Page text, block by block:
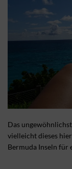
Das
vielleicht dieses
Bermuda Inseln für